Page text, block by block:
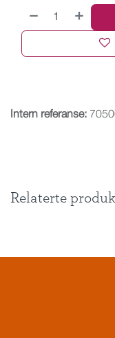
Intern referanse:
Relaterte